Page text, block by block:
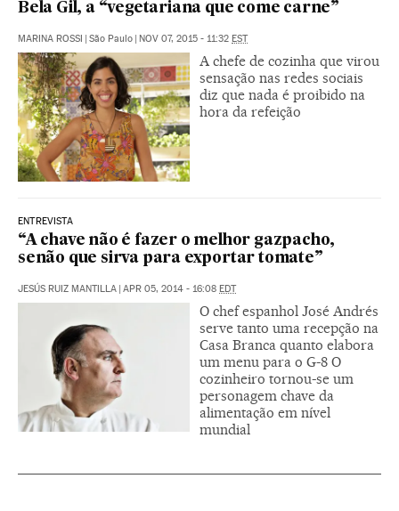
Bela Gil, a “vegetariana que come carne”
MARINA ROSSI | São Paulo | NOV 07, 2015 - 11:32 EST
A chefe de cozinha que virou
sensação nas redes sociais
diz que nada é proibido na
hora da refeição
ENTREVISTA
“A chave não é fazer o melhor gazpacho,
senão que sirva para exportar tomate”
JESÚS RUIZ MANTILLA | APR 05, 2014 - 16:08 EDT
O chef espanhol José Andrés
serve tanto uma recepção na
Casa Branca quanto elabora
um menu para o G-8 O
cozinheiro tornou-se um
personagem chave da
alimentação em nível
mundial